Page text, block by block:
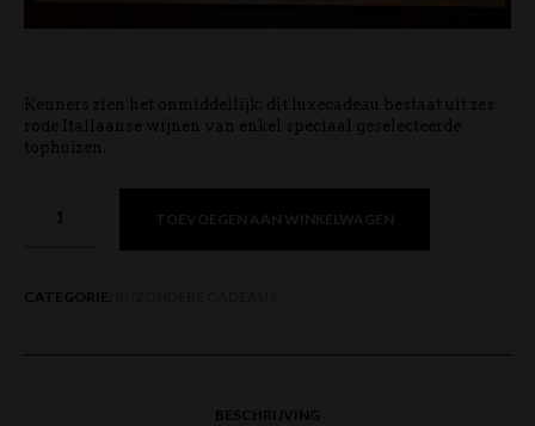
Kenners zien het onmiddellijk: dit luxecadeau bestaat uit zes
rode Italiaanse wijnen van enkel speciaal geselecteerde
tophuizen.
TOEVOEGEN AAN WINKELWAGEN
CATEGORIE:
BESCHRIJVING